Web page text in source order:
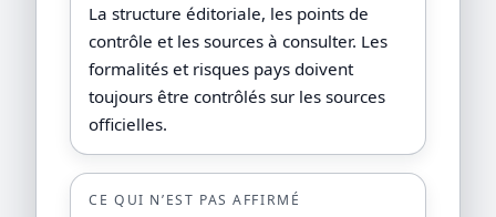
La structure éditoriale, les points de
contrôle et les sources à consulter. Les
formalités et risques pays doivent
toujours être contrôlés sur les sources
officielles.
CE QUI N’EST PAS AFFIRMÉ